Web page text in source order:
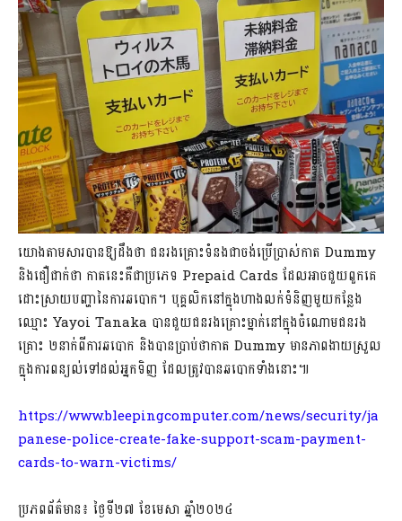
យោងតាមសារបានឱ្យដឹងថា ជនរងគ្រោះទំនងជាចង់ប្រើប្រាស់កាត Dummy
និងជឿជាក់ថា កាតនេះគឺជាប្រភេទ Prepaid Cards ដែលអាចជួយពួកគេ
ដោះស្រាយបញ្ហានៃការឆបោក។ បុគ្គលិកនៅក្នុងហាងលក់ទំនិញមួយកន្លែង
ឈ្មោះ Yayoi Tanaka បានជួយជនរងគ្រោះម្នាក់នៅក្នុងចំណោមជនរង
គ្រោះ ២នាក់ពីការឆបោក និងបានប្រាប់ថាកាត Dummy មានភាពងាយស្រួល
ក្នុងការពន្យល់ទៅដល់អ្នកទិញ ដែលត្រូវបានឆបោកទាំងនោះ៕
https://www.bleepingcomputer.com/news/security/ja
panese-police-create-fake-support-scam-payment-
cards-to-warn-victims/
ប្រភពព័ត៌មាន៖ ថ្ងៃទី២៧ ខែមេសា ឆ្នាំ២០២៤